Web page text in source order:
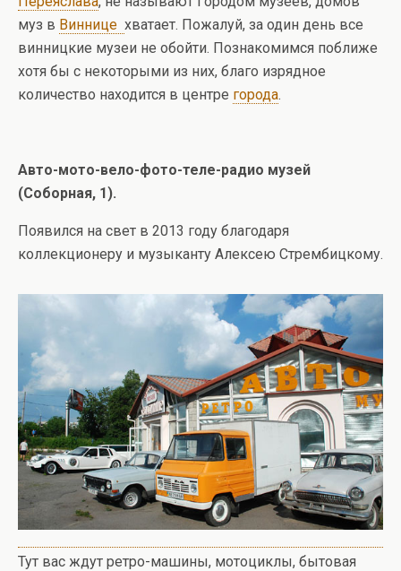
муз в Виннице хватает. Пожалуй, за один день все
винницкие музеи не обойти. Познакомимся поближе
хотя бы с некоторыми из них, благо изрядное
количество находится в центре города.
Авто-мото-вело-фото-теле-радио музей
(Соборная, 1).
Появился на свет в 2013 году благодаря
коллекционеру и музыканту Алексею Стрембицкому.
Тут вас ждут ретро-машины, мотоциклы, бытовая